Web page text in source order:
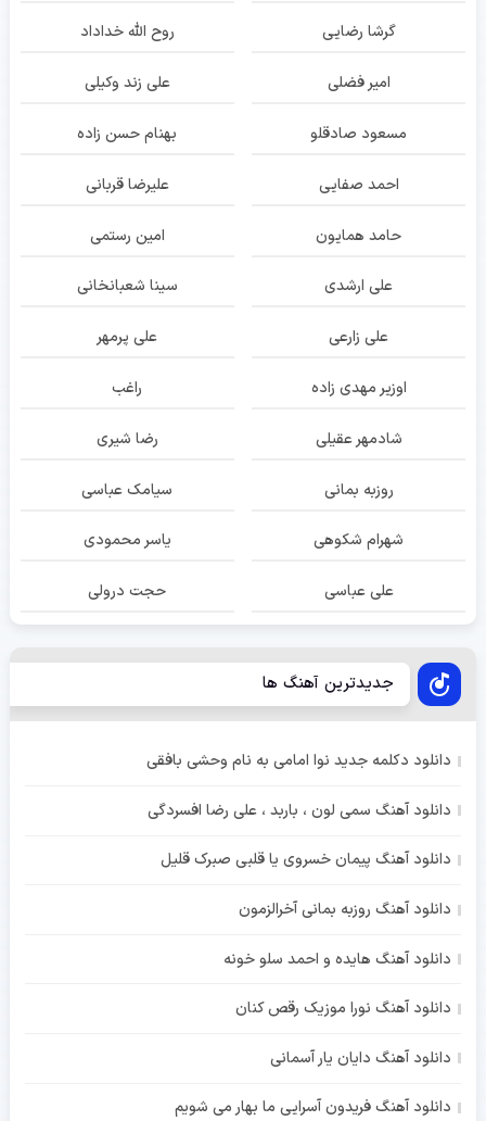
گرشا رضایی روح الله خداداد
امیر فضلی علی زند وکیلی
مسعود صادقلو بهنام حسن زاده
احمد صفایی علیرضا قربانی
حامد همایون امین رستمی
علی ارشدی سینا شعبانخانی
علی زارعی علی پرمهر
اوزیر مهدی زاده راغب
شادمهر عقیلی رضا شیری
روزبه بمانی سیامک عباسی
شهرام شکوهی یاسر محمودی
علی عباسی حجت درولی
جدیدترین آهنگ ها
دانلود دکلمه جدید نوا امامی به نام وحشی بافقی
دانلود آهنگ سمی لون ، باربد ، علی رضا افسردگی
دانلود آهنگ پیمان خسروی یا قلبی صبرک قلیل
دانلود آهنگ روزبه بمانی آخرالزمون
دانلود آهنگ هایده و احمد سلو خونه
دانلود آهنگ نورا موزیک رقص کنان
دانلود آهنگ دایان یار آسمانی
دانلود آهنگ فریدون آسرایی ما بهار می شویم